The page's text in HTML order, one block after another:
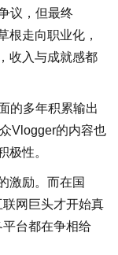
议，但最终
根走向职业化，
收入与成就感都
的多年积累输出
Vlogger的内容也
极性。
激励。而在国
网巨头才开始真
台都在争相给